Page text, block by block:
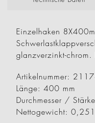
Einzelhaken
glanzverzinkt-
Artikelnummer:
Länge: 400 mm
Durchmesser /
Nettogewicht: